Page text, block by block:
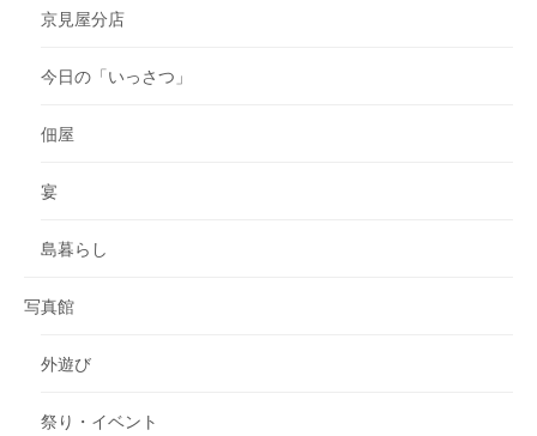
京見屋分店
今日の「いっさつ」
佃屋
宴
島暮らし
写真館
外遊び
祭り・イベント